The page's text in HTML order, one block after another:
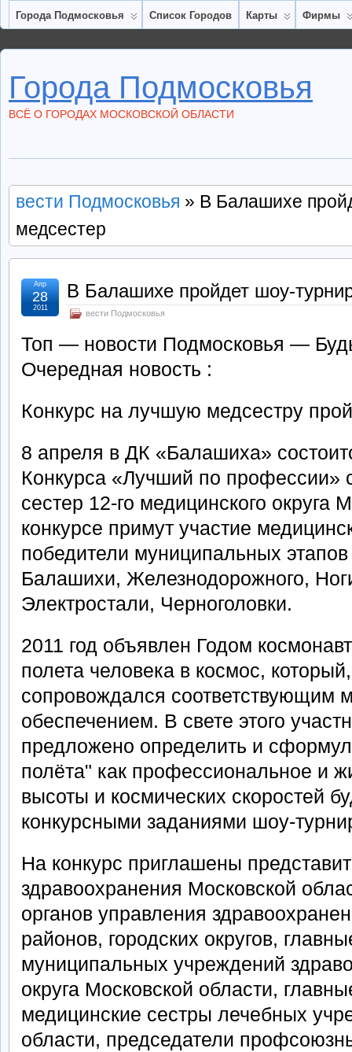
Города Подмосковья Список Городов Карты Фирмы
Города Подмосковья
ВСЁ О ГОРОДАХ МОСКОВСКОЙ ОБЛАСТИ
вести Подмосковья » В Балашихе
медсестер
В Балашихе пройдет шоу-
вести Подмосковья
Апр
28
2011
Топ — новости Подмосковья —
Очередная новость :
Конкурс на лучшую медсестру
8 апреля в ДК «Балашиха»
Конкурса «Лучший по профессии»
сестер 12-го медицинского округа
конкурсе примут участие
победители муниципальных этапов
Балашихи, Железнодорожного,
Электростали, Черноголовки.
2011 год объявлен Годом
полета человека в космос,
сопровождался соответствующим
обеспечением. В свете этого
предложено определить и
полёта" как профессиональное и
высоты и космических скоростей
конкурсными заданиями шоу-
На конкурс приглашены
здравоохранения Московской
органов управления
районов, городских округов,
муниципальных учреждений
округа Московской области,
медицинские сестры лечебных
области, председатели